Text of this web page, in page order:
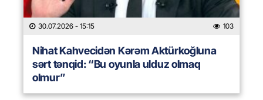
30.07.2026 - 15:15 103
Nihat Kahvecidən Kərəm Aktürkoğluna
sərt tənqid: “Bu oyunla ulduz olmaq
olmur”